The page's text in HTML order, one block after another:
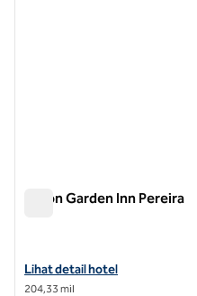
Hilton Garden Inn Pereira
Lihat detail hotel untuk Hilton
Lihat detail hotel
204,33 mil